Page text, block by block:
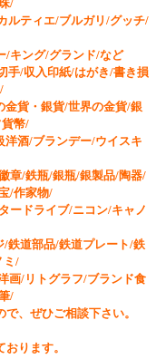
/
ルティエ/ブルガリ/グッチ/
/キング/グランド/など
手/収入印紙/はがき/書き損
金貨・銀貨/世界の金貨/銀
幣/
酒/ブランデー/ウイスキ
章/鉄瓶/銀瓶/銀製品/陶器/
/作家物/
ードライブ/ニコン/キャノ
鉄道部品/鉄道プレート/鉄
ミ/
画/リトグラフ/ブランド食
/
、ぜひご相談下さい。
ります。